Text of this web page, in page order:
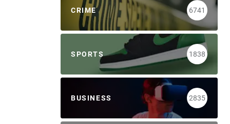
CRIME 6741
SPORTS 1838
BUSINESS 2835